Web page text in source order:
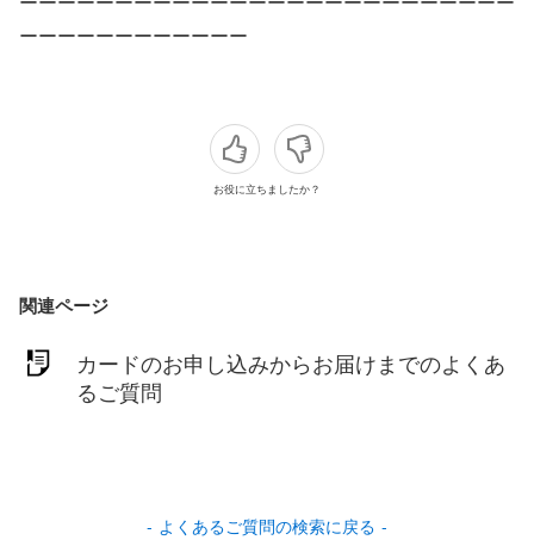
ーーーーーーーーーーーー
お役に立ちましたか？
関連ページ
カードのお申し込みからお届けまでのよくあ
るご質問
よくあるご質問の検索に戻る